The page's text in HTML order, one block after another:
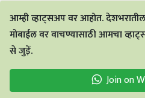
आम्ही व्हाट्सअप वर आहोत. देशभरातील
मोबाईल वर वाचण्यासाठी आमचा
से जुड़ें.
Join on